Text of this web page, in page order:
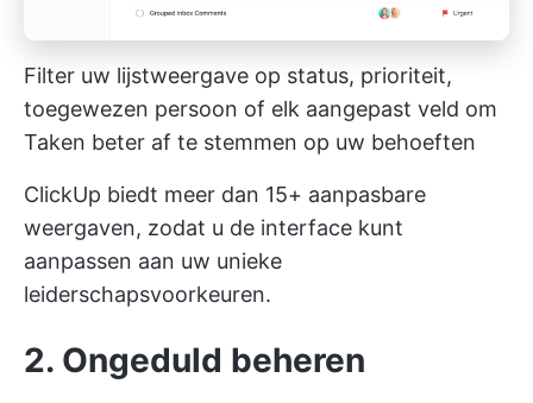
Filter uw lijstweergave op status, prioriteit,
toegewezen persoon of elk aangepast veld om
Taken beter af te stemmen op uw behoeften
ClickUp biedt meer dan 15+ aanpasbare
weergaven, zodat u de interface kunt
aanpassen aan uw unieke
leiderschapsvoorkeuren.
2. Ongeduld beheren